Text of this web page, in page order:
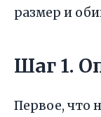
размер и
Шаг 1.
Первое, что